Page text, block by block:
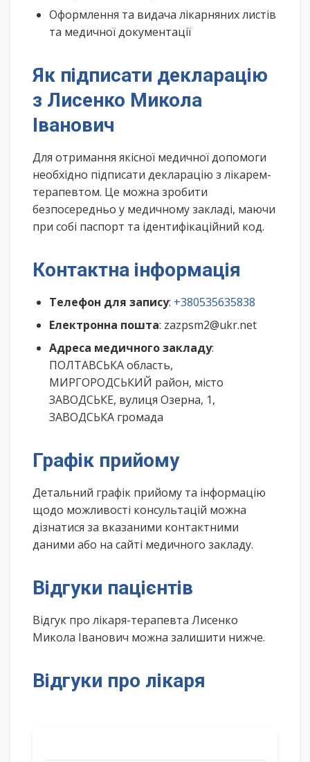
Оформлення та видача лікарняних листів
та медичної документації
Як підписати декларацію
з Лисенко Микола
Іванович
Для отримання якісної медичної допомоги
необхідно підписати декларацію з лікарем-
терапевтом. Це можна зробити
безпосередньо у медичному закладі, маючи
при собі паспорт та ідентифікаційний код.
Контактна інформація
Телефон для запису: +380535635838
Електронна пошта: zazpsm2@ukr.net
Адреса медичного закладу:
ПОЛТАВСЬКА область,
МИРГОРОДСЬКИЙ район, місто
ЗАВОДСЬКЕ, вулиця Озерна, 1,
ЗАВОДСЬКА громада
Графік прийому
Детальний графік прийому та інформацію
щодо можливості консультацій можна
дізнатися за вказаними контактними
даними або на сайті медичного закладу.
Відгуки пацієнтів
Відгук про лікаря-терапевта Лисенко
Микола Іванович можна залишити нижче.
Відгуки про лікаря